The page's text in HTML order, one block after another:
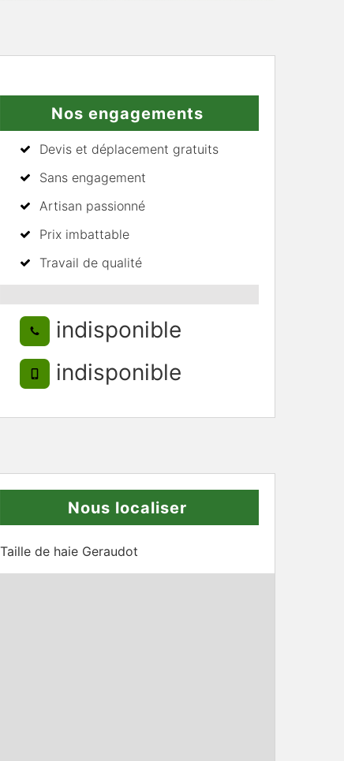
Nos engagements
Devis et déplacement gratuits
Sans engagement
Artisan passionné
Prix imbattable
Travail de qualité
indisponible
indisponible
Nous localiser
Taille de haie Geraudot